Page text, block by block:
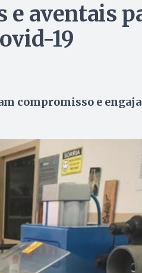
e aventais
19
compromisso e